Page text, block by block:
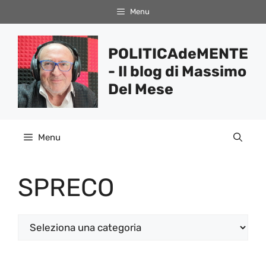
al
contenuto
Menu
POLITICAdeMENTE
- Il blog di Massimo
Del Mese
Menu
SPRECO
Categorie